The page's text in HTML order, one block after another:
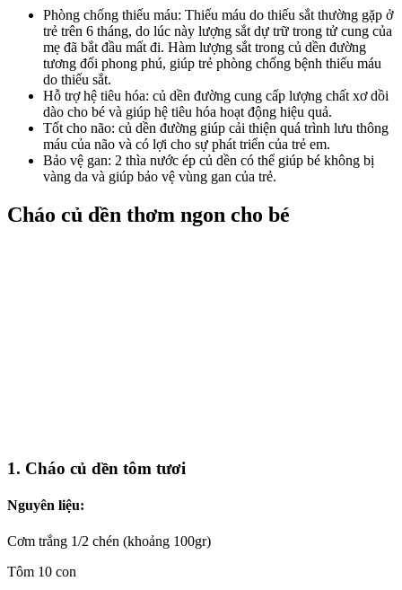
Phòng chống thiếu máu: Thiếu máu do thiếu sắt thường gặp ở
trẻ trên 6 tháng, do lúc này lượng sắt dự trữ trong tử cung của
mẹ đã bắt đầu mất đi. Hàm lượng sắt trong củ dền đường
tương đối phong phú, giúp trẻ phòng chống bệnh thiếu máu
do thiếu sắt.
Hỗ trợ hệ tiêu hóa: củ dền đường cung cấp lượng chất xơ dồi
dào cho bé và giúp hệ tiêu hóa hoạt động hiệu quả.
Tốt cho não: củ dền đường giúp cải thiện quá trình lưu thông
máu của não và có lợi cho sự phát triển của trẻ em.
Bảo vệ gan: 2 thìa nước ép củ dền có thể giúp bé không bị
vàng da và giúp bảo vệ vùng gan của trẻ.
Cháo củ dền thơm ngon cho bé
1. Cháo củ dền tôm tươi
Nguyên liệu:
Cơm trắng 1/2 chén (khoảng 100gr)
Tôm 10 con